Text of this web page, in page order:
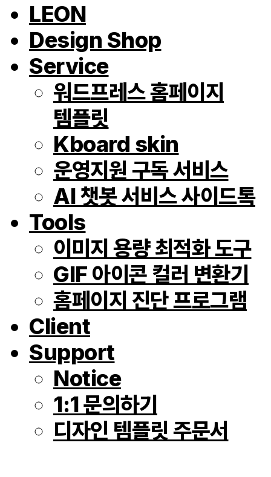
LEON
Design Shop
Service
워드프레스 홈페이지
템플릿
Kboard skin
운영지원 구독 서비스
AI 챗봇 서비스 사이드톡
Tools
이미지 용량 최적화 도구
GIF 아이콘 컬러 변환기
홈페이지 진단 프로그램
Client
Support
Notice
1:1 문의하기
디자인 템플릿 주문서